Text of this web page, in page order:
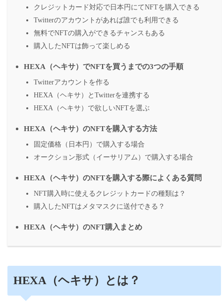
クレジットカード対応で日本円にてNFTを購入できる
Twitterのアカウントがあれば誰でも利用できる
無料でNFTの購入ができるチャンスもある
購入したNFTは飾って楽しめる
HEXA（ヘキサ）でNFTを買うまでの3つの手順
Twitterアカウントを作る
HEXA（ヘキサ）とTwitterを連携する
HEXA（ヘキサ）で欲しいNFTを選ぶ
HEXA（ヘキサ）のNFTを購入する方法
固定価格（日本円）で購入する場合
オークション形式（イーサリアム）で購入する場合
HEXA（ヘキサ）のNFTを購入する際によくある質問
NFT購入時に使えるクレジットカードの種類は？
購入したNFTはメタマスクに送付できる？
HEXA（ヘキサ）のNFT購入まとめ
HEXA（ヘキサ）とは？